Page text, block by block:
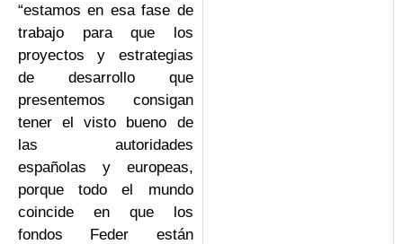
“estamos en esa fase de
trabajo para que los
proyectos y estrategias
de desarrollo que
presentemos consigan
tener el visto bueno de
las autoridades
españolas y europeas,
porque todo el mundo
coincide en que los
fondos Feder están